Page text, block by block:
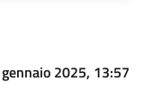
2025, 13:57